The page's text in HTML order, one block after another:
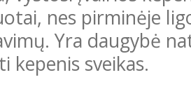
nes pirminėje
Yra daugybė
kepenis sveikas.